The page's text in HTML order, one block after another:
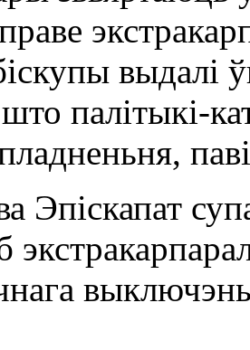
палітыкі-
Эпіскапат